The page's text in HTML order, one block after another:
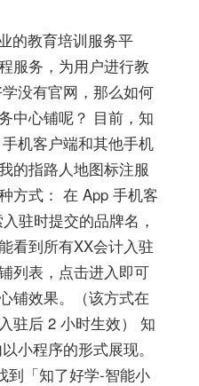
的教育培训服务平
服务，为用户进行教
没有官网，那么如何
中心铺呢？ 目前，知
机客户端和其他手机
的指路人地图标注服
方式： 在 App 手机客
驻时提交的品牌名，
看到所有XX会计入驻
列表，点击进入即可
铺效果。（该方式在
驻后 2 小时生效） 知
小程序的形式展现。
到「知了好学-智能小